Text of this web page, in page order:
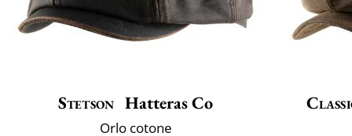
Stetson Hatteras Co
Orlo cotone